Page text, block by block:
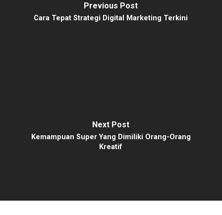
Previous Post
Cara Tepat Strategi Digital Marketing Terkini
Next Post
Kemampuan Super Yang Dimiliki Orang-Orang
Kreatif